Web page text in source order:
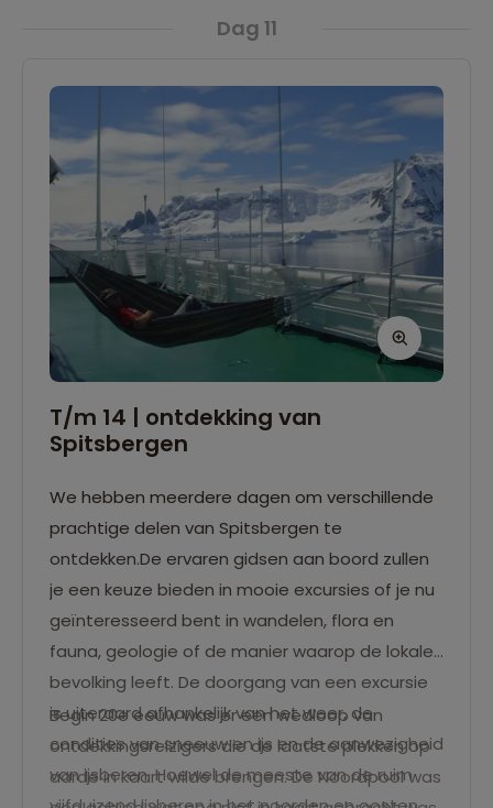
Dag 11
T/m 14 | ontdekking van
Spitsbergen
We hebben meerdere dagen om verschillende
prachtige delen van Spitsbergen te
ontdekken.De ervaren gidsen aan boord zullen
je een keuze bieden in mooie excursies of je nu
geïnteresseerd bent in wandelen, flora en
fauna, geologie of de manier waarop de lokale
bevolking leeft. De doorgang van een excursie
is uiteraard afhankelijk van het weer, de
condities van sneeuw en ijs en de aanwezigheid
van ijsberen. Hoewel de meeste van de ruim
Begin 20e eeuw was er een wedloop van
ontdekkingsreizigers die de laatste plekken op
aarde in kaart wilde brengen. De Noordpool was